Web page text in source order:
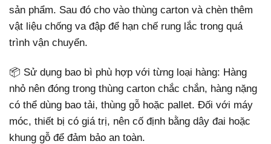
sản phẩm. Sau đó cho vào thùng carton và chèn thêm
vật liệu chống va đập để hạn chế rung lắc trong quá
trình vận chuyển.
📦 Sử dụng bao bì phù hợp với từng loại hàng: Hàng
nhỏ nên đóng trong thùng carton chắc chắn, hàng nặng
có thể dùng bao tải, thùng gỗ hoặc pallet. Đối với máy
móc, thiết bị có giá trị, nên cố định bằng dây đai hoặc
khung gỗ để đảm bảo an toàn.